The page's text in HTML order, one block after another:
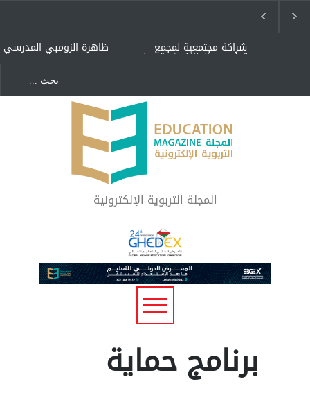
ظاهرة الزومبي المدرسي شراكة مجتمعية لمجمع
تعليمي بالطائف تستهدف
"كنت أنضرب ومافيني إلا
العافية" هل هذا مبرر
لاستمرار أسلوب التربية
المتوارث؟
لماذا تعد برامج توعية الأطفال
بخصوصية الجسد وقاية لا
فضول؟
المجلة التربوية الإلكترونية
برنامج حماية